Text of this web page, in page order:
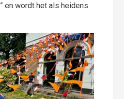
” en wordt het als heidens